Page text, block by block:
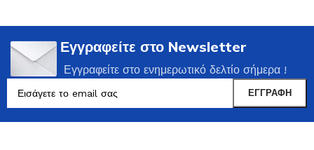
Εγγραφείτε στο Newsletter
Εγγραφείτε στο ενημερωτικό δελτίο σήμερα !